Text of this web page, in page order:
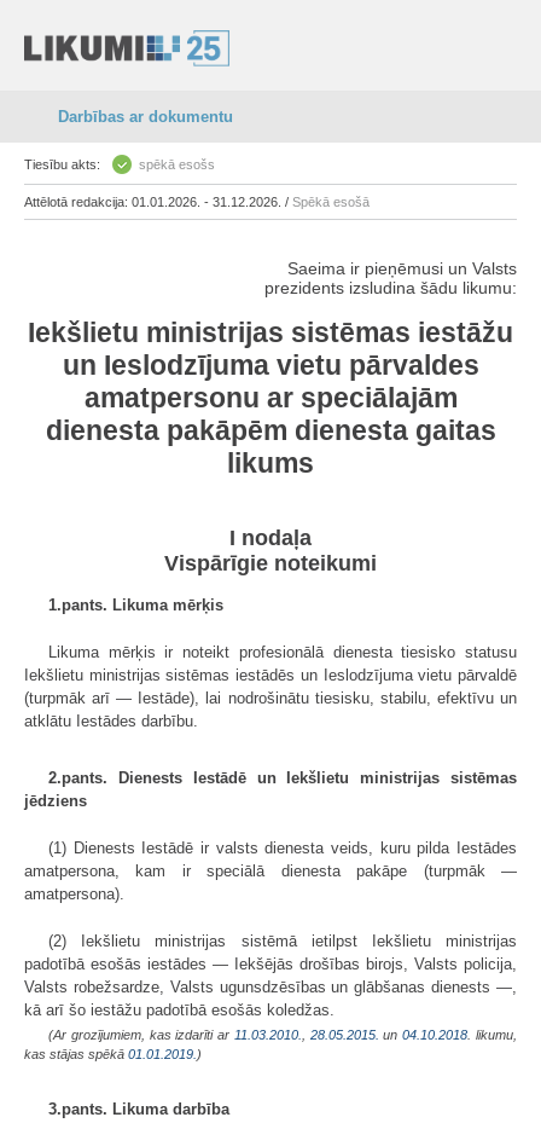
Darbības ar dokumentu
Tiesību akts: spēkā esošs
Attēlotā redakcija: 01.01.2026. - 31.12.2026. / Spēkā esošā
Saeima ir pieņēmusi un Valsts
prezidents izsludina šādu likumu:
Iekšlietu ministrijas sistēmas iestāžu
un Ieslodzījuma vietu pārvaldes
amatpersonu ar speciālajām
dienesta pakāpēm dienesta gaitas
likums
I nodaļa
Vispārīgie noteikumi
1.pants. Likuma mērķis
Likuma mērķis ir noteikt profesionālā dienesta tiesisko statusu
Iekšlietu ministrijas sistēmas iestādēs un Ieslodzījuma vietu pārvaldē
(turpmāk arī — Iestāde), lai nodrošinātu tiesisku, stabilu, efektīvu un
atklātu Iestādes darbību.
2.pants. Dienests Iestādē un Iekšlietu ministrijas sistēmas
jēdziens
(1) Dienests Iestādē ir valsts dienesta veids, kuru pilda Iestādes
amatpersona, kam ir speciālā dienesta pakāpe (turpmāk —
amatpersona).
(2) Iekšlietu ministrijas sistēmā ietilpst Iekšlietu ministrijas
padotībā esošās iestādes — Iekšējās drošības birojs, Valsts policija,
Valsts robežsardze, Valsts ugunsdzēsības un glābšanas dienests —,
kā arī šo iestāžu padotībā esošās koledžas.
(Ar grozījumiem, kas izdarīti ar 11.03.2010. 28.05.2015. un04.10.2018 . likumu,
kas stājas spēkā 01.01.2019. )
3.pants. Likuma darbība